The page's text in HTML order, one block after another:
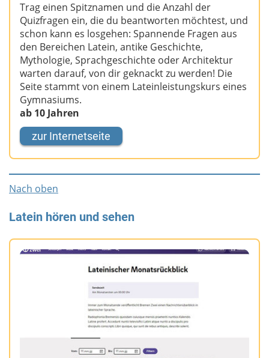
Trag einen Spitznamen und die Anzahl der
Quizfragen ein, die du beantworten möchtest, und
schon kann es losgehen: Spannende Fragen aus
den Bereichen Latein, antike Geschichte,
Mythologie, Sprachgeschichte oder Architektur
warten darauf, von dir geknackt zu werden! Die
Seite stammt von einem Lateinleistungskurs eines
Gymnasiums.
ab 10 Jahren
zur Internetseite
Nach oben
Latein hören und sehen